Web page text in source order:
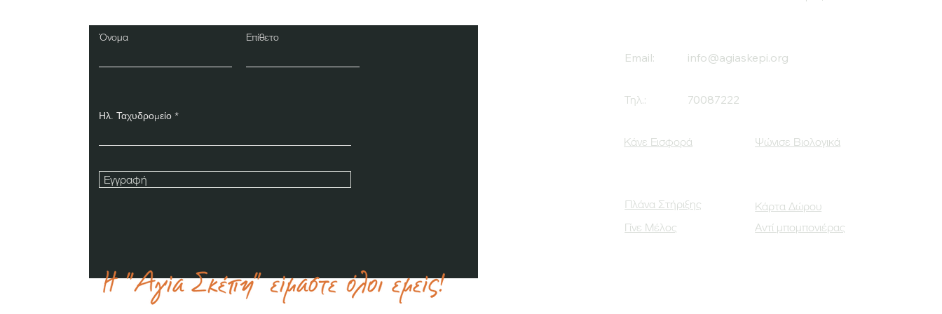
Όνομα Επίθετο
Ηλ. Ταχυδρομείο
Εγγραφή
Email: info@agiaskepi.org
Τηλ.: 70087222
Κάνε Εισφορά Ψώνισε Βιολογικά
Πλάνα Στήριξης
Γίνε Μέλος
Κάρτα Δώρου
Αντί μπομπονιέρας